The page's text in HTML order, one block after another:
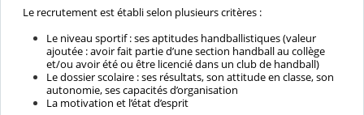
Le recrutement est établi selon plusieurs critères :
Le niveau sportif : ses aptitudes handballistiques (valeur
ajoutée : avoir fait partie d’une section handball au collège
et/ou avoir été ou être licencié dans un club de handball)
Le dossier scolaire : ses résultats, son attitude en classe, son
autonomie, ses capacités d’organisation
La motivation et l’état d’esprit